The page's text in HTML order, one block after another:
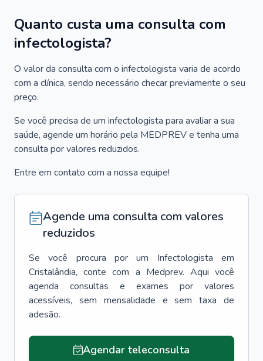
Quanto custa uma consulta com
infectologista?
O valor da consulta com o infectologista varia de acordo
com a clínica, sendo necessário checar previamente o seu
preço.
Se você precisa de um infectologista para avaliar a sua
saúde, agende um horário pela MEDPREV e tenha uma
consulta por valores reduzidos.
Entre em contato com a nossa equipe!
Agende uma consulta com valores
reduzidos
Se você procura por um Infectologista
em
Cristalândia, conte com a Medprev. Aqui você
agenda consultas e exames por valores
acessíveis, sem mensalidade e sem taxa de
adesão.
Agendar teleconsulta